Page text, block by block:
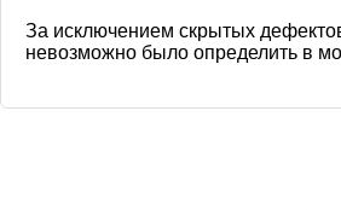
За исключением скрытых
невозможно было определить в